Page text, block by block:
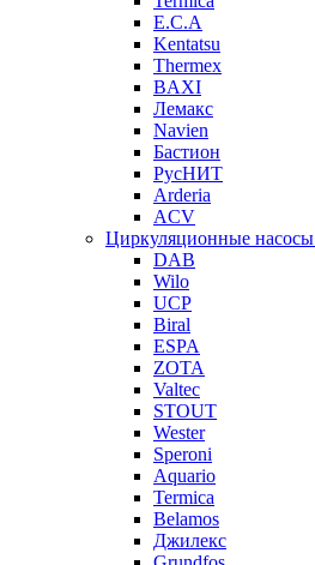
E.C.A
Kentatsu
Thermex
BAXI
Лемакс
Navien
Бастион
РусНИТ
Arderia
ACV
Циркуляционные насосы
DAB
Wilo
UCP
Biral
ESPA
ZOTA
Valtec
STOUT
Wester
Speroni
Aquario
Termica
Belamos
Джилекс